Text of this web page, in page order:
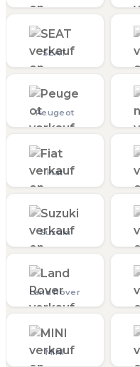
SEAT
Peugeot
Fiat
Suzuki
Land Rover
MINI